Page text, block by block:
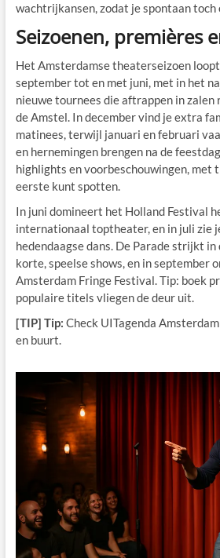
wachtrijkansen, zodat je spontaan toch
Seizoenen, premières
Het Amsterdamse theaterseizoen
september tot en met juni, met in het
nieuwe tournees die aftrappen in zalen
de Amstel. In december vind je extra
matinees, terwijl januari en februari
en hernemingen brengen na de
highlights en voorbeschouwingen, met
eerste kunt spotten.
In juni domineert het Holland Festival
internationaal toptheater, en in juli zie
hedendaagse dans. De Parade strijkt in
korte, speelse shows, en in september
Amsterdam Fringe Festival. Tip: boek
populaire titels vliegen de deur uit.
[TIP] Tip: Check UITagenda
en buurt.